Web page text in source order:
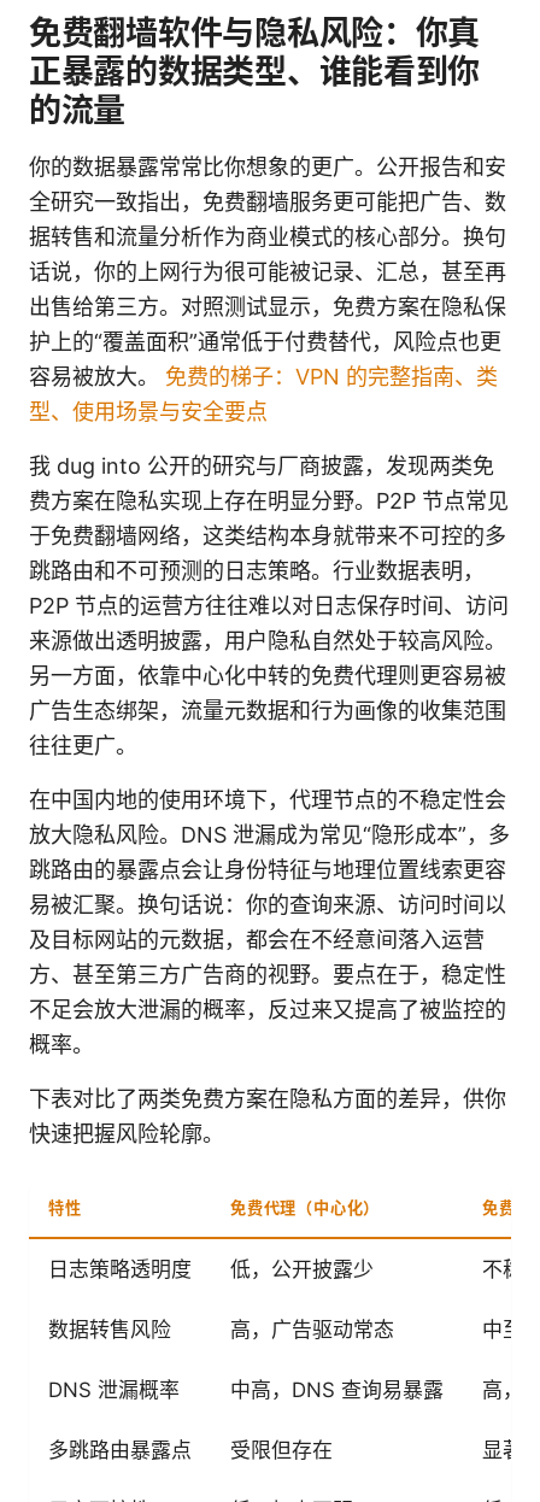
免费翻墙软件与隐私风险：你真
正暴露的数据类型、谁能看到你
的流量
你的数据暴露常常比你想象的更广。公开报告和安
全研究一致指出，免费翻墙服务更可能把广告、数
据转售和流量分析作为商业模式的核心部分。换句
话说，你的上网行为很可能被记录、汇总，甚至再
出售给第三方。对照测试显示，免费方案在隐私保
护上的“覆盖面积”通常低于付费替代，风险点也更
容易被放大。 免费的梯子：VPN 的完整指南、类
型、使用场景与安全要点
我 dug into 公开的研究与厂商披露，发现两类免
费方案在隐私实现上存在明显分野。P2P 节点常见
于免费翻墙网络，这类结构本身就带来不可控的多
跳路由和不可预测的日志策略。行业数据表明，
P2P 节点的运营方往往难以对日志保存时间、访问
来源做出透明披露，用户隐私自然处于较高风险。
另一方面，依靠中心化中转的免费代理则更容易被
广告生态绑架，流量元数据和行为画像的收集范围
往往更广。
在中国内地的使用环境下，代理节点的不稳定性会
放大隐私风险。DNS 泄漏成为常见“隐形成本”，多
跳路由的暴露点会让身份特征与地理位置线索更容
易被汇聚。换句话说：你的查询来源、访问时间以
及目标网站的元数据，都会在不经意间落入运营
方、甚至第三方广告商的视野。要点在于，稳定性
不足会放大泄漏的概率，反过来又提高了被监控的
概率。
下表对比了两类免费方案在隐私方面的差异，供你
快速把握风险轮廓。
特性 免费代理（中心化） 免费
日志策略透明度 低，公开披露少 不稳
数据转售风险 高，广告驱动常态 中至
DNS 泄漏概率 中高，DNS 查询易暴露 高，
多跳路由暴露点 受限但存在 显著